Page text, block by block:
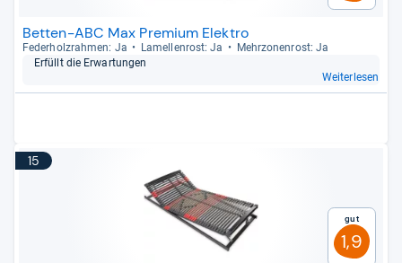
Betten-ABC Max Premium Elektro
Feder­holz­rah­men: Ja Lamel­len­rost: Ja
Mehr­zo­nen­rost: Ja
Erfüllt die Erwar­tun­gen
Weiterlesen
15
Gut
1,9